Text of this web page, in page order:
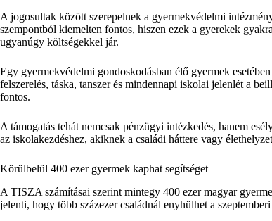
A jogosultak között szerepelnek a gyermekvédelmi
szempontból kiemelten fontos, hiszen ezek a gyerekek
ugyanúgy költségekkel jár.
Egy gyermekvédelmi gondoskodásban élő gyermek
felszerelés, táska, tanszer és mindennapi iskolai jelenlét a
fontos.
A támogatás tehát nemcsak pénzügyi intézkedés, hanem
az iskolakezdéshez, akiknek a családi háttere vagy
Körülbelül 400 ezer gyermek kaphat segítséget
A TISZA számításai szerint mintegy 400 ezer magyar
jelenti, hogy több százezer családnál enyhülhet a